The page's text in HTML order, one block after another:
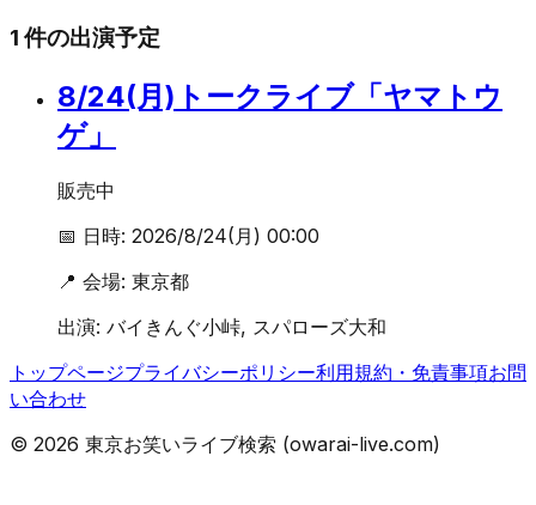
1 件の出演予定
8/24(月)トークライブ「ヤマトウ
ゲ」
販売中
📅 日時: 2026/8/24(月) 00:00
📍 会場: 東京都
出演: バイきんぐ小峠, スパローズ大和
トップページプライバシーポリシー利用規約・免責事項お問
い合わせ
© 2026 東京お笑いライブ検索 (owarai-live.com)